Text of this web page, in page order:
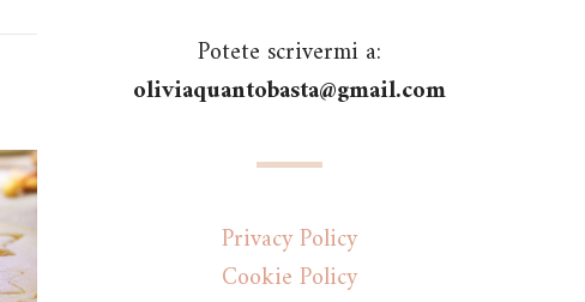
Potete scrivermi a:
oliviaquantobasta@gmail.com
Privacy Policy
Cookie Policy